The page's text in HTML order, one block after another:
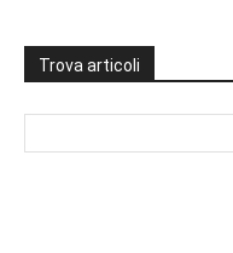
Trova articoli